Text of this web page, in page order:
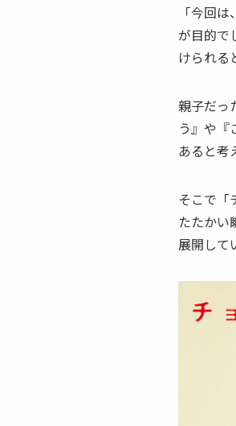
「今回
が目的で
けられる
親子だっ
う』や『
あると考
そこで「
たたかい
展開して